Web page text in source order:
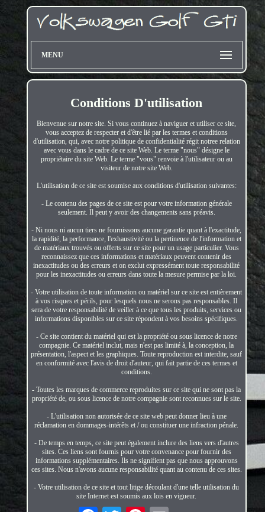
MENU
Conditions D'utilisation
Bienvenue sur notre site. Si vous continuez à naviguer et utiliser ce site,
vous acceptez de respecter et d'être lié par les termes et conditions
d'utilisation, qui, avec notre politique de confidentialité régit notree relation
avec vous dans le cadre de ce site Web. Le terme "nous" désigne le
propriétaire du site Web. Le terme "vous" renvoie à l'utilisateur ou au
visiteur de notre site Web.
L'utilisation de ce site est soumise aux conditions d'utilisation suivantes:
- Le contenu des pages de ce site est pour votre information générale
seulement. Il peut y avoir des changements sans préavis.
- Ni nous ni aucun tiers ne fournissons aucune garantie quant à l'exactitude,
la rapidité, la performance, l'exhaustivité ou la pertinence de l'information et
de matériaux trouvés ou offerts sur ce site pour un usage particulier. Vous
reconnaissez que ces informations et matériaux peuvent contenir des
inexactitudes ou des erreurs et on exclut expressément toute responsabilité
pour les inexactitudes ou erreurs dans toute la mesure permise par la loi.
- Votre utilisation de toute information ou matériel sur ce site est entièrement
à vos risques et périls, pour lesquels nous ne serons pas responsables. Il
sera de votre responsabilité de veiller à ce que tous les produits, services ou
informations disponibles sur ce site répondent à vos besoins spécifiques.
- Ce site contient du matériel qui est la propriété ou sous licence de notre
compagnie. Ce matériel inclut, mais n'est pas limité à, la conception, la
présentation, l'aspect et les graphiques. Toute reproduction est interdite, sauf
en conformité avec l'avis de droit d'auteur, qui fait partie de ces termes et
conditions.
- Toutes les marques de commerce reproduites sur ce site qui ne sont pas la
propriété de, ou sous licence de notre compagnie sont reconnues sur le site.
- L'utilisation non autorisée de ce site web peut donner lieu à une
réclamation en dommages-intérêts et / ou constituer une infraction pénale.
- De temps en temps, ce site peut également inclure des liens vers d'autres
sites. Ces liens sont fournis pour votre convenance pour fournir des
informations supplémentaires. Ils ne signifient pas que nous approuvons
ces sites. Nous n'avons aucune responsabilité quant au contenu de ces sites.
- Votre utilisation de ce site et tout litige découlant d'une telle utilisation du
site Internet est soumis aux lois en vigueur.